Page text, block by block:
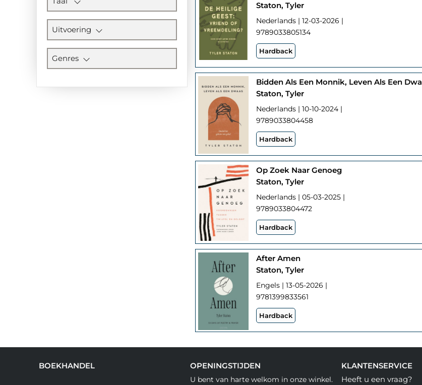
Uitvoering
Genres
Staton, Tyler
Nederlands | 12-03-2026 |
9789033805134
Hardback
Bidden Als Een Monnik, Leven Als Een Dwa
Staton, Tyler
Nederlands | 10-10-2024 |
9789033804458
Hardback
Op Zoek Naar Genoeg
Staton, Tyler
Nederlands | 05-03-2025 |
9789033804472
Hardback
After Amen
Staton, Tyler
Engels | 13-05-2026 |
9781399833561
Hardback
BOEKHANDEL OPENINGSTIJDEN
U bent van harte welkom in onze winkel.
KLANTENSERVICE
Heeft u een vraag?